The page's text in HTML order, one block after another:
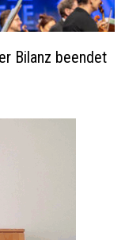
Bilanz beendet